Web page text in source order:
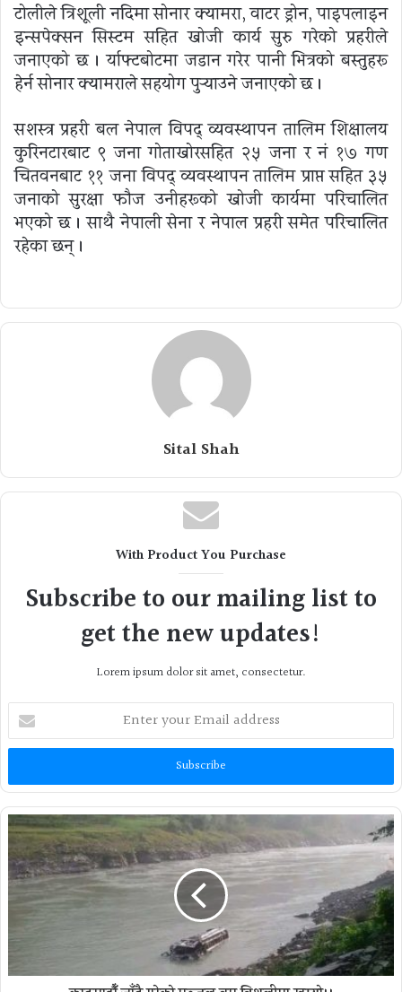
टोलीले त्रिशूली नदिमा सोनार क्यामरा, वाटर ड्रोन, पाइपलाइन
इन्सपेक्सन सिस्टम सहित खोजी कार्य सुरु गरेको प्रहरीले
जनाएको छ । र्याफ्टबोटमा जडान गरेर पानी भित्रको बस्तुहरू
हेर्न सोनार क्यामराले सहयोग पुर्‍याउने जनाएको छ ।
सशस्त्र प्रहरी बल नेपाल विपद् व्यवस्थापन तालिम शिक्षालय
कुरिनटारबाट ९ जना गोताखोरसहित २५ जना र नं १७ गण
चितवनबाट ११ जना विपद् व्यवस्थापन तालिम प्राप्त सहित ३५
जनाको सुरक्षा फौज उनीहरूको खोजी कार्यमा परिचालित
भएको छ । साथै नेपाली सेना र नेपाल प्रहरी समेत परिचालित
रहेका छन् ।
Sital Shah
With Product You Purchase
Subscribe to our mailing list to
get the new updates!
Lorem ipsum dolor sit amet, consectetur.
Enter
your
Email